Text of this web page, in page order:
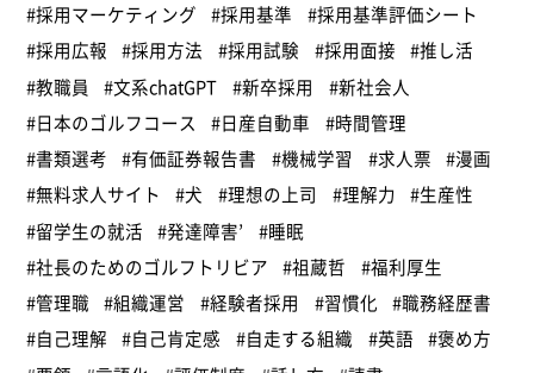
#採用マーケティング
#採用基準
#採用基準評価シート
#採用広報
#採用方法 #採用試験 #採用面接 #推し活
#教職員
#文系chatGPT #新卒採用
#新社会人
#日本のゴルフコース
#日産自動車
#時間管理
#書類選考
#有価証券報告書 #機械学習 #求人票 #漫画
#無料求人サイト
#犬 #理想の上司 #理解力 #生産性
#留学生の就活
#発達障害’
#睡眠
#社長のためのゴルフトリビア
#祖蔵哲
#福利厚生
#管理職
#組織運営 #経験者採用 #習慣化 #職務経歴書
#自己理解
#自己肯定感 #自走する組織 #英語 #褒め方